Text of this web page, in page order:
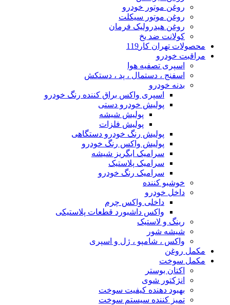
روغن موتور خودرو
روغن موتور سیکلت
روغن هیدرولیک فرمان
کولانت ضد یخ
محصولات تهران کار119
مراقبت خودرو
اسپری تصفیه هوا
اسفنج ، دستمال ، پد ، دستکش
بدنه خودرو
اسپری واکس براق کننده رنگ خودرو
پولیش خودرو دستی
پولیش شیشه
پولیش فلزات
پولیش رنگ خودرو دستگاهی
پولیش واکس رنگ خودرو
سرامیک ابگریز شیشه
سرامیک پلاستیک
سرامیک رنگ خودرو
خوشبو کننده
داخل خودرو
داخلی واکس چرم
واکس داشبورد قطعات پلاستیکی
رینگ و لاستیک
شیشه شور
واکس ، شامپو ، ژل و اسپری
مکمل روغن
مکمل سوخت
اکتان بوستر
انژکتور شوی
بهبود دهنده کیفیت سوخت
تمیز کننده سیستم سوخت